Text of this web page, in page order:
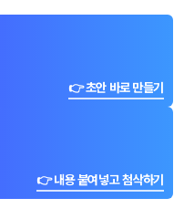
👉 초안 바로 만들기
👉 내용 붙여넣고 첨삭하기